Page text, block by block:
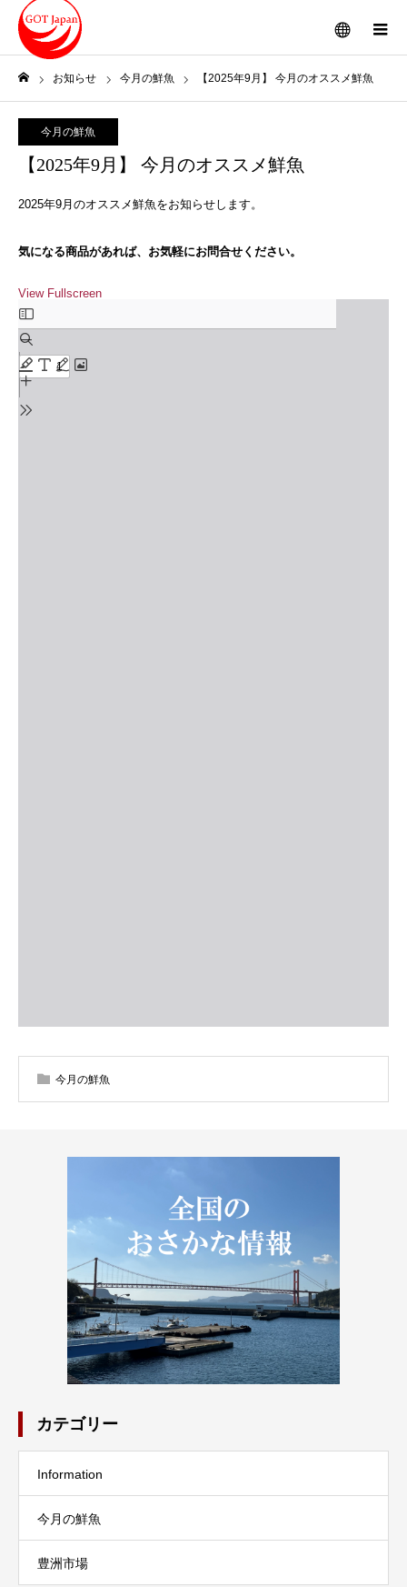
メニュー
お知らせ 今月の鮮魚 【2025年9月】 今月のオススメ鮮魚
今月の鮮魚
【2025年9月】 今月のオススメ鮮魚
2025年9月のオススメ鮮魚をお知らせします。
気になる商品があれば、お気軽にお問合せください。
View Fullscreen
to
PDF
content
今月の鮮魚
カテゴリー
Information
今月の鮮魚
豊洲市場